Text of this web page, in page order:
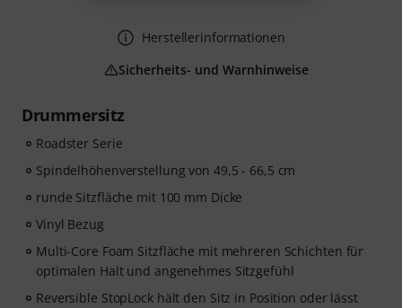
Drummersitz
Roadster Serie
Spindelhöhenverstellung von 49,5 - 66,5 cm
runde Sitzfläche mit 100 mm Dicke
Vinyl Bezug
Multi-Core Foam Sitzfläche mit mehreren Schichten für
optimalen Halt und angenehmes Sitzgefühl
Reversible StopLock hält den Sitz in Position oder lässt
Herstellerinformationen
Sicherheits- und Warnhinweise